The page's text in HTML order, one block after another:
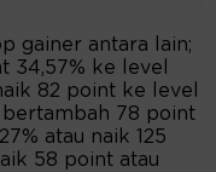
gainer antara lain;
34,57% ke level
82 point ke level
bertambah 78 point
atau naik 125
58 point atau